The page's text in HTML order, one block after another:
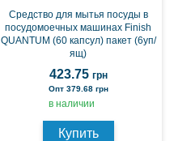
Средство для мытья посуды в
посудомоечных машинах Finish
QUANTUM (60 капсул) пакет (6уп/
ящ)
423.75 грн
Опт 379.68 грн
в наличии
Купить